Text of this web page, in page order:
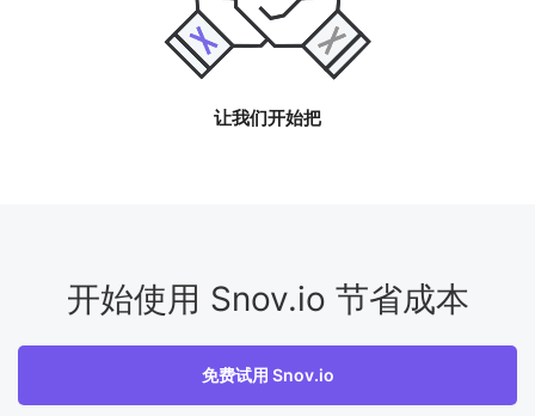
让我们开始把
开始使用 Snov.io 节省成本
免费试用 Snov.io